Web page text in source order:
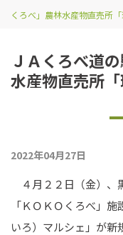
くろべ」農林水産物直売所
ＪＡくろべ道
水産物直売所
2022年04月27日
４月２２日（金）、
「ＫＯＫＯくろべ」
いろ）マルシェ」が新